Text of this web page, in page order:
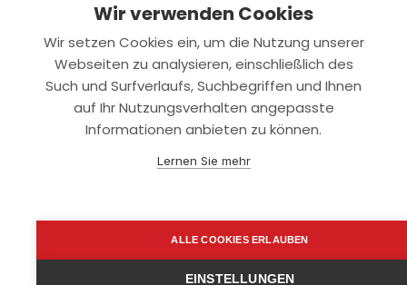
Rechtliches
Datenschutz
support@smartkuendigen.de
Wir verwenden Cookies
Wir setzen Cookies ein, um die Nutzung unserer
Webseiten zu analysieren, einschließlich des
Such und Surfverlaufs, Suchbegriffen und Ihnen
auf Ihr Nutzungsverhalten angepasste
Informationen anbieten zu können.
Lernen Sie mehr
ALLE COOKIES ERLAUBEN
EINSTELLUNGEN